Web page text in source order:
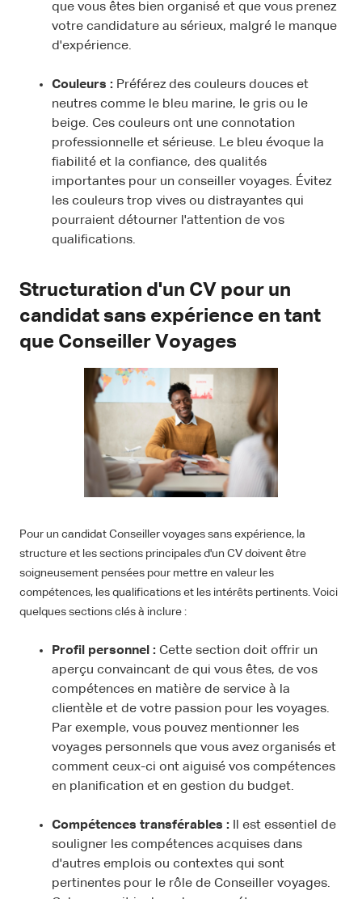
que vous êtes bien organisé et que vous prenez
votre candidature au sérieux, malgré le manque
d'expérience.
Couleurs : Préférez des couleurs douces et
neutres comme le bleu marine, le gris ou le
beige. Ces couleurs ont une connotation
professionnelle et sérieuse. Le bleu évoque la
fiabilité et la confiance, des qualités
importantes pour un conseiller voyages. Évitez
les couleurs trop vives ou distrayantes qui
pourraient détourner l'attention de vos
qualifications.
Structuration d'un CV pour un
candidat sans expérience en tant
que Conseiller Voyages
Pour un candidat Conseiller voyages sans expérience, la
structure et les sections principales d'un CV doivent être
soigneusement pensées pour mettre en valeur les
compétences, les qualifications et les intérêts pertinents. Voici
quelques sections clés à inclure :
Profil personnel : Cette section doit offrir un
aperçu convaincant de qui vous êtes, de vos
compétences en matière de service à la
clientèle et de votre passion pour les voyages.
Par exemple, vous pouvez mentionner les
voyages personnels que vous avez organisés et
comment ceux-ci ont aiguisé vos compétences
en planification et en gestion du budget.
Compétences transférables : Il est essentiel de
souligner les compétences acquises dans
d'autres emplois ou contextes qui sont
pertinentes pour le rôle de Conseiller voyages.